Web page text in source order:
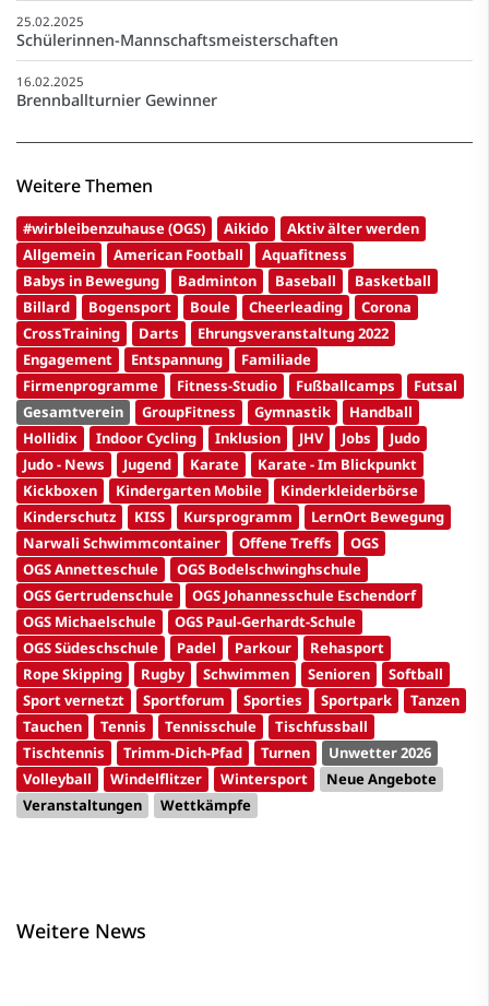
25.02.2025
Schülerinnen-Mannschaftsmeisterschaften
16.02.2025
Brennballturnier Gewinner
Weitere Themen
#wirbleibenzuhause (OGS) Aikido
Aktiv älter werden
Allgemein
American Football
Aquafitness
Babys in Bewegung
Badminton Baseball
Basketball
Billard
Bogensport Boule Cheerleading
Corona
CrossTraining
Darts
Ehrungsveranstaltung 2022
Engagement
Entspannung
Familiade
Firmenprogramme
Fitness-Studio Fußballcamps
Futsal
Gesamtverein
GroupFitness Gymnastik
Handball
Hollidix
Indoor Cycling Inklusion JHV Jobs
Judo
Judo - News
Jugend Karate
Karate - Im Blickpunkt
Kickboxen
Kindergarten Mobile
Kinderkleiderbörse
Kinderschutz
KISS Kursprogramm
LernOrt Bewegung
Narwali Schwimmcontainer
Offene Treffs
OGS
OGS Annetteschule
OGS Bodelschwinghschule
OGS Gertrudenschule
OGS Johannesschule Eschendorf
OGS Michaelschule
OGS Paul-Gerhardt-Schule
OGS Südeschschule
Padel Parkour
Rehasport
Rope Skipping
Rugby Schwimmen Senioren
Softball
Sport vernetzt
Sportforum Sporties Sportpark
Tanzen
Tauchen
Tennis Tennisschule
Tischfussball
Tischtennis
Trimm-Dich-Pfad Turnen
Unwetter 2026
Volleyball
Windelflitzer Wintersport
Neue Angebote
Veranstaltungen
Wettkämpfe
Weitere News